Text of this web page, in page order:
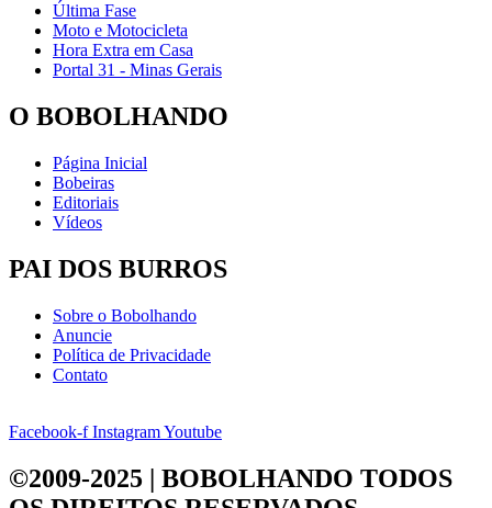
Última Fase
Moto e Motocicleta
Hora Extra em Casa
Portal 31 - Minas Gerais
O BOBOLHANDO
Página Inicial
Bobeiras
Editoriais
Vídeos
PAI DOS BURROS
Sobre o Bobolhando
Anuncie
Política de Privacidade
Contato
Facebook-f InstagramYoutube
©2009-2025 | BOBOLHANDO TODOS